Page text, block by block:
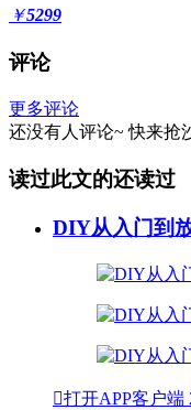
￥5299
评论
更多评论
还没有人评论~ 快来抢
读过此文的还读过
DIY从入门到
打开APP客户端